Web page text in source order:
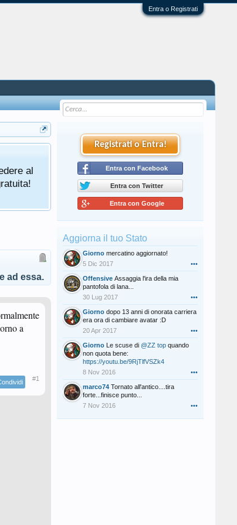
Entra o Registrati
al
ad essa.
a
#1
Registrati o Entra!
Entra con Facebook
Entra con Twitter
Entra con Google
Aggiorna il tuo Stato
Giorno mercatino aggiornato!
5 Dic 2017
•••
Offensive Assaggia l'ira della mia
pantofola di lana...
30 Lug 2017
•••
Giorno dopo 13 anni di onorata carriera
era ora di cambiare avatar :D
20 Apr 2017
•••
Giorno Le scuse di @ZZ top quando
non quota bene:
https://youtu.be/9RjTlfVSZk4
8 Nov 2016
•••
marco74 Tornato all'antico....tira
forte...finisce punto...
7 Nov 2016
•••